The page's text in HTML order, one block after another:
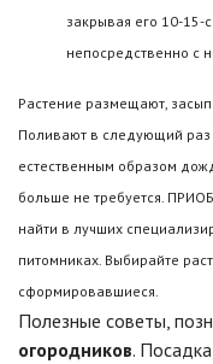
закрывая его 10-15-
непосредственно с
Растение размещают,
Поливают в следующий раз
естественным образом
больше не требуется.
найти в лучших
питомниках. Выбирайте
сформировавшиеся.
Полезные советы,
огородников.